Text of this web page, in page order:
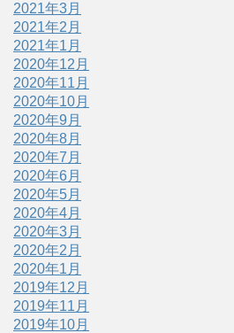
2021年3月
2021年2月
2021年1月
2020年12月
2020年11月
2020年10月
2020年9月
2020年8月
2020年7月
2020年6月
2020年5月
2020年4月
2020年3月
2020年2月
2020年1月
2019年12月
2019年11月
2019年10月